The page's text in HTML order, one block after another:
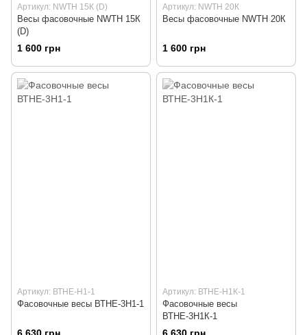
Артикул: NWTH 15К (D)
Весы фасовочные NWTH 15К
(D)
1 600 грн
Артикул: NWTH 20К
Весы фасовочные NWTH 20К
1 600 грн
Артикул: ВТНЕ-Н1-1
Фасовочные весы ВТНЕ-3Н1-1
Артикул: ВТНЕ-Н1К-1
Фасовочные весы
ВТНЕ-3Н1К-1